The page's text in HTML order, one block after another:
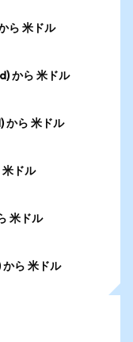
ら 米ドル
から 米ドル
ら 米ドル
ドル
米ドル
ら 米ドル